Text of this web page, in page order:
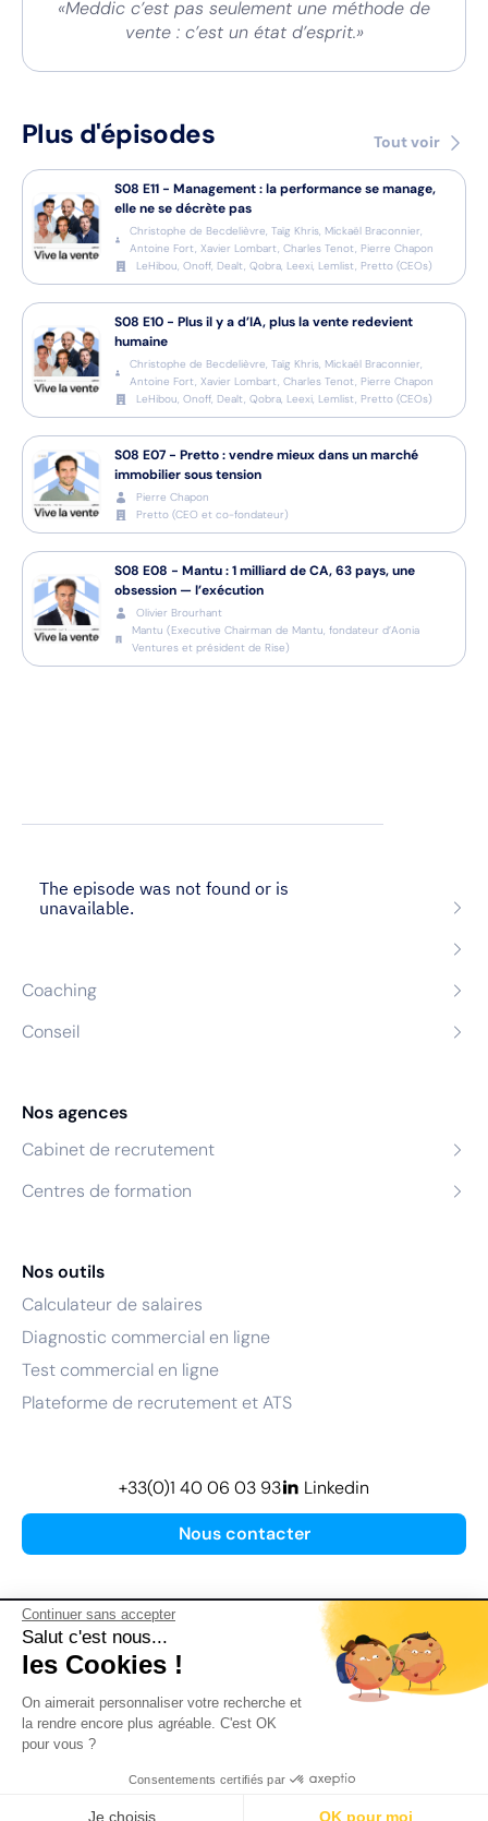
Continuer sans accepter
Salut c'est nous...
les Cookies !
On aimerait personnaliser votre recherche et
la rendre encore plus agréable. C'est OK
pour vous ?
Consentements certifiés par
Je choisis OK pour moi
«Meddic c’est pas seulement une méthode de
vente : c’est un état d’esprit.»
Plus d'épisodes Tout voir
S08 E11 - Management : la performance se manage,
elle ne se décrète pas
Christophe de Becdelièvre, Taïg Khris, Mickaël Braconnier,
Antoine Fort, Xavier Lombart, Charles Tenot, Pierre Chapon
LeHibou, Onoff, Dealt, Qobra, Leexi, Lemlist, Pretto (CEOs)
S08 E10 - Plus il y a d’IA, plus la vente redevient
humaine
Christophe de Becdelièvre, Taïg Khris, Mickaël Braconnier,
Antoine Fort, Xavier Lombart, Charles Tenot, Pierre Chapon
LeHibou, Onoff, Dealt, Qobra, Leexi, Lemlist, Pretto (CEOs)
S08 E07 - Pretto : vendre mieux dans un marché
immobilier sous tension
Pierre Chapon
Pretto (CEO et co-fondateur)
S08 E08 - Mantu : 1 milliard de CA, 63 pays, une
obsession — l’exécution
Olivier Brourhant
Mantu (Executive Chairman de Mantu, fondateur d’Aonia
Ventures et président de Rise)
Recrutement
Coaching
Conseil
Nos agences
Cabinet de recrutement
Centres de formation
Nos outils
Calculateur de salaires
Diagnostic commercial en ligne
Test commercial en ligne
Plateforme de recrutement et ATS
Nous contacter
+33(0)1 40 06 03 93 Linkedin
Plan de site
Mentions légales
Conditions Générales d’Utilisation
Version actualisée en
2026